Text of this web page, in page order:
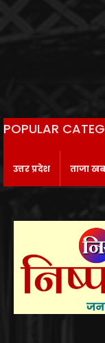
POPULAR
उत्तर प्रदेश ताजा